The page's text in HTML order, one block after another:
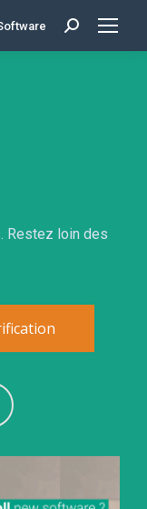
Search:
Restez loin des